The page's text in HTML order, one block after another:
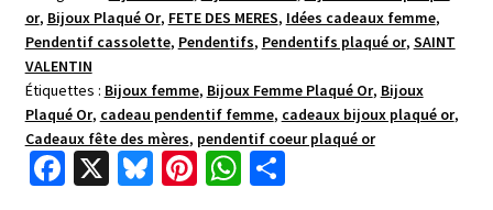
or, Bijoux Plaqué Or, FETE DES MERES, Idées cadeaux femme,
Pendentif cassolette, Pendentifs, Pendentifs plaqué or, SAINT
VALENTIN
Étiquettes : Bijoux femme, Bijoux Femme Plaqué Or, Bijoux
Plaqué Or, cadeau pendentif femme, cadeaux bijoux plaqué or,
Cadeaux fête des mères, pendentif coeur plaqué or
Fa X Bl Pi W P